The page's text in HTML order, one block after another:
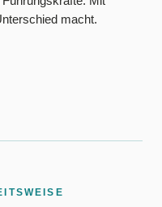
macht.